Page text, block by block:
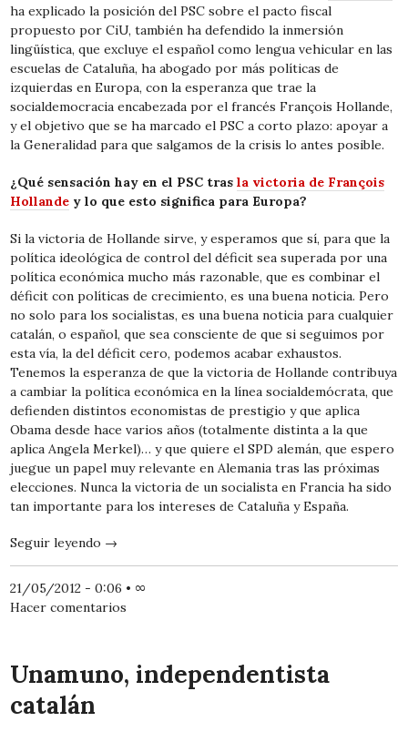
ha explicado la posición del PSC sobre el pacto fiscal
propuesto por CiU, también ha defendido la inmersión
lingüística, que excluye el español como lengua vehicular en las
escuelas de Cataluña, ha abogado por más políticas de
izquierdas en Europa, con la esperanza que trae la
socialdemocracia encabezada por el francés François Hollande,
y el objetivo que se ha marcado el PSC a corto plazo: apoyar a
la Generalidad para que salgamos de la crisis lo antes posible.
¿Qué sensación hay en el PSC trasla victoria de François
Hollande y lo que esto significa para Europa?
Si la victoria de Hollande sirve, y esperamos que sí, para que la
política ideológica de control del déficit sea superada por una
política económica mucho más razonable, que es combinar el
déficit con políticas de crecimiento, es una buena noticia. Pero
no solo para los socialistas, es una buena noticia para cualquier
catalán, o español, que sea consciente de que si seguimos por
esta vía, la del déficit cero, podemos acabar exhaustos.
Tenemos la esperanza de que la victoria de Hollande contribuya
a cambiar la política económica en la línea socialdemócrata, que
defienden distintos economistas de prestigio y que aplica
Obama desde hace varios años (totalmente distinta a la que
aplica Angela Merkel)… y que quiere el SPD alemán, que espero
juegue un papel muy relevante en Alemania tras las próximas
elecciones. Nunca la victoria de un socialista en Francia ha sido
tan importante para los intereses de Cataluña y España.
Seguir leyendo →
21/05/2012 - 0:06 • ∞
Hacer comentarios
Unamuno, independentista
catalán